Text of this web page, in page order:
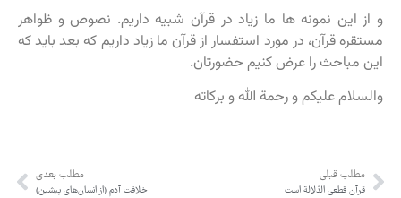
و از این نمونه ها ما زیاد در قرآن شبیه داریم. نصوص و ظواهر
مستقره قرآن، در مورد استفسار از قرآن ما زیاد داریم که بعد باید که
این مباحث را عرض کنیم حضورتان.
والسلام علیکم و رحمة الله و برکاته
مطلب قبلی
قرآن قطعی الدّلالة است
مطلب بعدی
خلافت آدم (از انسان‌های پیشین)